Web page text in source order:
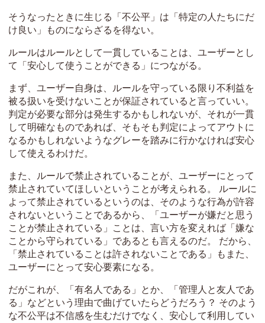
そうなったときに生じる「不公平」は「特定の人たちにだ
け良い」ものにならざるを得ない。
ルールはルールとして一貫していることは、ユーザーとし
て「安心して使うことができる」につながる。
まず、ユーザー自身は、ルールを守っている限り不利益を
被る扱いを受けないことが保証されていると言っていい。
判定が必要な部分は発生するかもしれないが、それが一貫
して明確なものであれば、そもそも判定によってアウトに
なるかもしれないようなグレーを踏みに行かなければ安心
して使えるわけだ。
また、ルールで禁止されていることが、ユーザーにとって
禁止されていてほしいということが考えられる。 ルールに
よって禁止されているというのは、そのような行為が許容
されないということであるから、「ユーザーが嫌だと思う
ことが禁止されている」ことは、言い方を変えれば「嫌な
ことから守られている」であるとも言えるのだ。 だから、
「禁止されていることは許されないことである」もまた、
ユーザーにとって安心要素になる。
だがこれが、「有名人である」とか、「管理人と友人であ
る」などという理由で曲げていたらどうだろう？ そのよう
な不公平は不信感を生むだけでなく、安心して利用してい